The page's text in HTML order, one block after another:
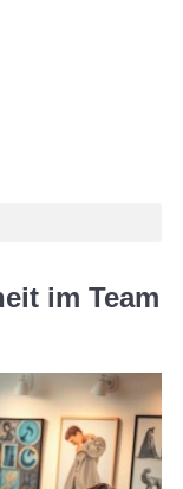
im Team